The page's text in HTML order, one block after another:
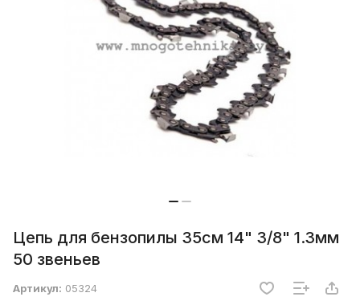
Цепь для бензопилы 35см 14" 3/8" 1.3мм
50 звеньев
Артикул: 05324